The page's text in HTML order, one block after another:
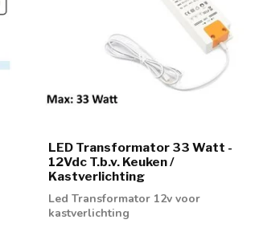
LED Transformator 33 Watt -
12Vdc T.b.v. Keuken /
Kastverlichting
Led Transformator 12v voor
kastverlichting